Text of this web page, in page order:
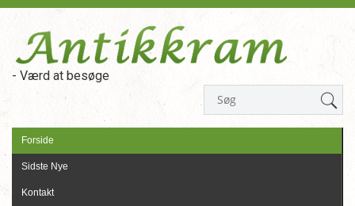
- Værd at besøge
Forside
Sidste Nye
Kontakt